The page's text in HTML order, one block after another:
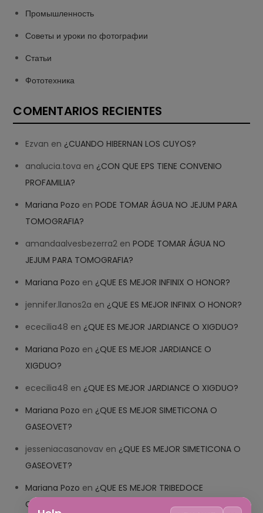
Промышленность
Советы и уроки по фотографии
Статьи
Фототехника
COMENTARIOS RECIENTES
Ezvan en ¿CUANDO HIBERNAN LOS CUYOS?
analucia.tova en ¿CON QUE EPS TIENE CONVENIO
PROFAMILIA?
Mariana Pozo enPODE TOMAR ÁGUA NO JEJUM PARA
TOMOGRAFIA?
amandaalvesbezerra2 enPODE TOMAR ÁGUA NO
JEJUM PARA TOMOGRAFIA?
Mariana Pozo en ¿QUE ES MEJOR INFINIX O HONOR?
jennifer.llanos2a en ¿QUE ES MEJOR INFINIX O HONOR?
ececilia48 en ¿QUE ES MEJOR JARDIANCE O XIGDUO?
Mariana Pozo en ¿QUE ES MEJOR JARDIANCE O
XIGDUO?
ececilia48 en ¿QUE ES MEJOR JARDIANCE O XIGDUO?
Mariana Pozo en ¿QUE ES MEJOR SIMETICONA O
GASEOVET?
jesseniacasanovav en ¿QUE ES MEJOR SIMETICONA O
GASEOVET?
Mariana Pozo en ¿QUE ES MEJOR TRIBEDOCE
COMPUESTO O TRIBEDOCE DX?